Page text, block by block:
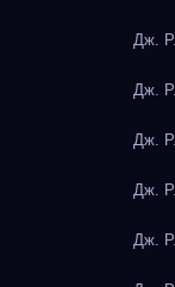
Дж.
Дж.
Дж.
Дж.
Дж.